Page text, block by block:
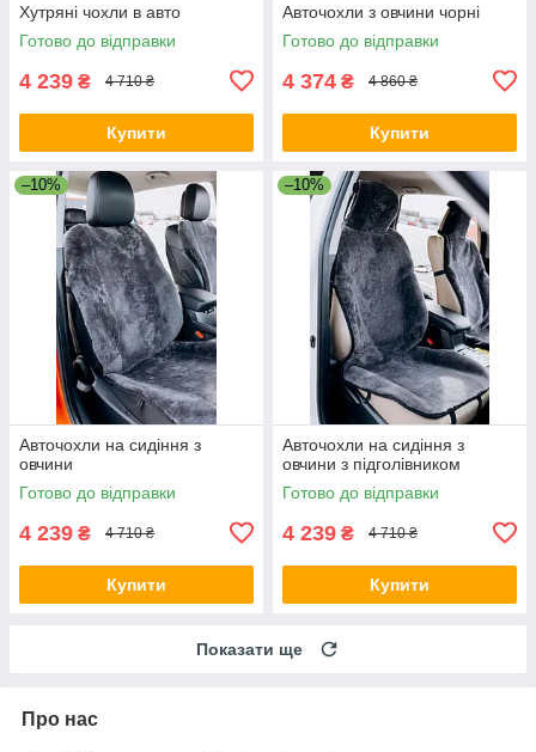
Хутряні чохли в авто
Готово до відправки
4 239 ₴ 4 710 ₴
Купити
Авточохли з овчини чорні
Готово до відправки
4 374 ₴ 4 860 ₴
Купити
–10%
Авточохли на сидіння з
овчини
Готово до відправки
4 239 ₴ 4 710 ₴
Купити
–10%
Авточохли на сидіння з
овчини з підголівником
Готово до відправки
4 239 ₴ 4 710 ₴
Купити
Показати ще
Про нас